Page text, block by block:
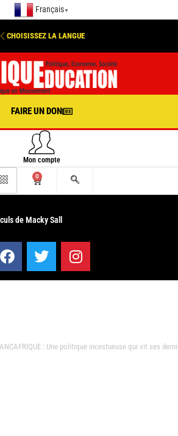
Français ▼
CHOISISSEZ LA LANGUE
FAIRE UN DON
Mon compte
0
de Macky Sall
: Une politique incestueuse qui vit ses